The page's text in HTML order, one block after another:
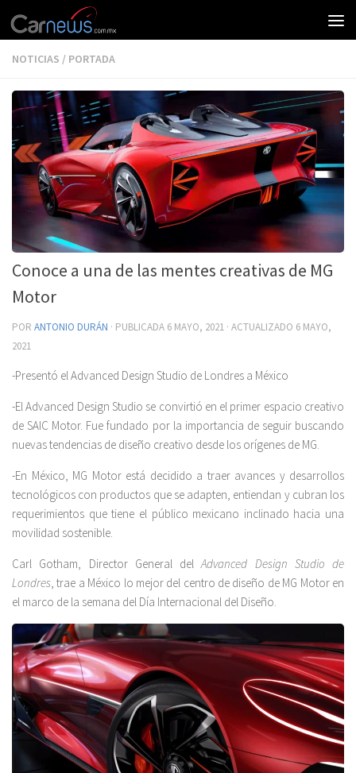
NOTICIAS / PORTADA
Conoce a una de las mentes creativas de MG
Motor
POR ANTONIO DURÁN · PUBLICADA 6 MAYO, 2021 · ACTUALIZADO 6 MAYO,
2021
-Presentó el Advanced Design Studio de Londres a México
-El Advanced Design Studio se convirtió en el primer espacio creativo
de SAIC Motor. Fue fundado por la importancia de seguir buscando
nuevas tendencias de diseño creativo desde los orígenes de MG.
-En México, MG Motor está decidido a traer avances y desarrollos
tecnológicos con productos que se adapten, entiendan y cubran los
requerimientos que tiene el público mexicano inclinado hacia una
movilidad sostenible.
Carl Gotham, Director General delAdvanced Design Studio de
Londres , trae a México lo mejor del centro de diseño de MG Motor en
el marco de la semana del Día Internacional del Diseño.